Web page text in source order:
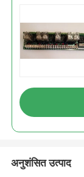
अनुशंसित उत्पाद